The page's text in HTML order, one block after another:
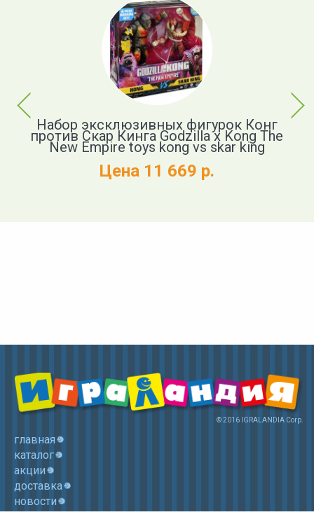
Previous
Набор эксклюзивных фигурок Конг
против Скар Кинга Godzilla x Kong The
New Empire toys kong vs skar king
Цена 11 669 р.
Next
© 2016 IGRALANDIA Corp.
главная
каталог
акции
доставка
новости